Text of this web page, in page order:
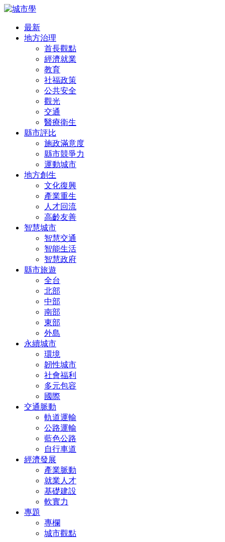
最新
地方治理
首長觀點
經濟就業
教育
社福政策
公共安全
觀光
交通
醫療衛生
縣市評比
施政滿意度
縣市競爭力
運動城市
地方創生
文化復興
產業重生
人才回流
高齡友善
智慧城市
智慧交通
智能生活
智慧政府
縣市旅遊
全台
北部
中部
南部
東部
外島
永續城市
環境
韌性城市
社會福利
多元包容
國際
交通脈動
軌道運輸
公路運輸
藍色公路
自行車道
經濟發展
產業脈動
就業人才
基礎建設
軟實力
專題
專欄
城市觀點